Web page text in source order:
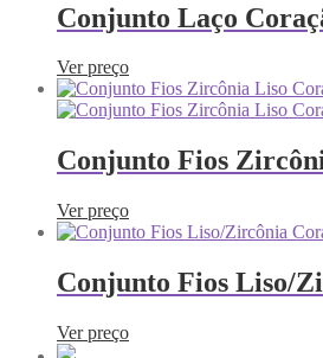
Conjunto Laço
Ver preço
Conjunto Fios
Ver preço
Conjunto Fios Liso/
Ver preço